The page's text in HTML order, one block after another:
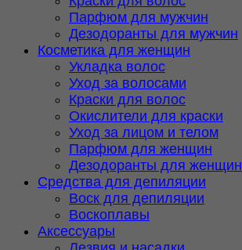
Парфюм для мужчин
Дезодоранты для мужчин
Косметика для женщин
Укладка волос
Уход за волосами
Краски для волос
Окислители для краски
Уход за лицом и телом
Парфюм для женщин
Дезодоранты для женщин
Средства для депиляции
Воск для депиляции
Воскоплавы
Аксессуары